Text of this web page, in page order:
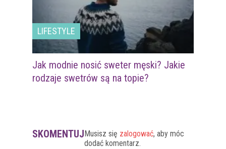
LIFESTYLE
Jak modnie nosić sweter męski? Jakie
rodzaje swetrów są na topie?
SKOMENTUJ Musisz się zalogować, aby móc
dodać komentarz.